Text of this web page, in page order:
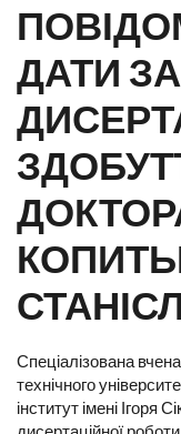
ДАТИ
Спеціалізована
технічного
інститут імені Ігоря